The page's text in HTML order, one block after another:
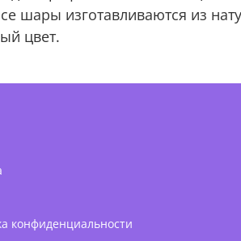
шары изготавливаются из
цвет.
конфиденциальности